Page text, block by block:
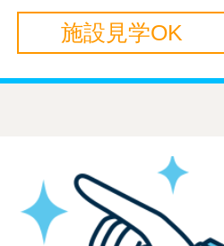
施設見学OK